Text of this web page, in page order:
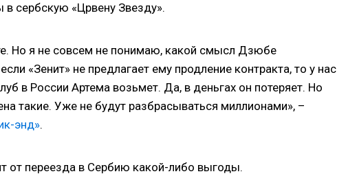
сербскую «Црвену Звезду».
Но я не совсем не понимаю, какой смысл Дзюбе
«Зенит» не предлагает ему продление контракта, то у нас
в России Артема возьмет. Да, в деньгах он потеряет. Но
такие. Уже не будут разбрасываться миллионами», –
энд».
от переезда в Сербию какой-либо выгоды.